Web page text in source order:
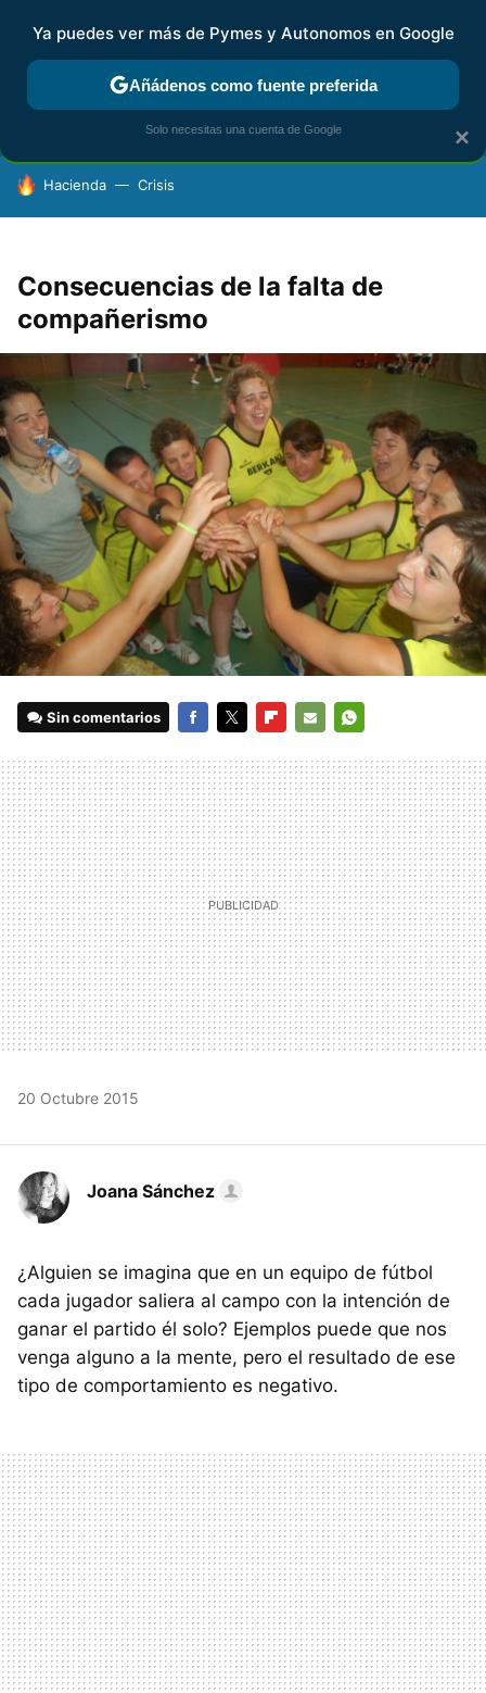
FISCALIDAD Y CONTABILIDAD KIT DIGITAL RENTA
HOY SE HABLA DE
Hacienda Crisis
Consecuencias de la falta de
compañerismo
Sin comentarios
MAIL
20 Octubre 2015
Joana Sánchez
¿Alguien se imagina que en un equipo de fútbol
cada jugador saliera al campo con la intención de
ganar el partido él solo? Ejemplos puede que nos
venga alguno a la mente, pero el resultado de ese
tipo de comportamiento es negativo.
×
Ya puedes ver más de Pymes y Autonomos en Google
Añádenos como fuente preferida
Solo necesitas una cuenta de Google